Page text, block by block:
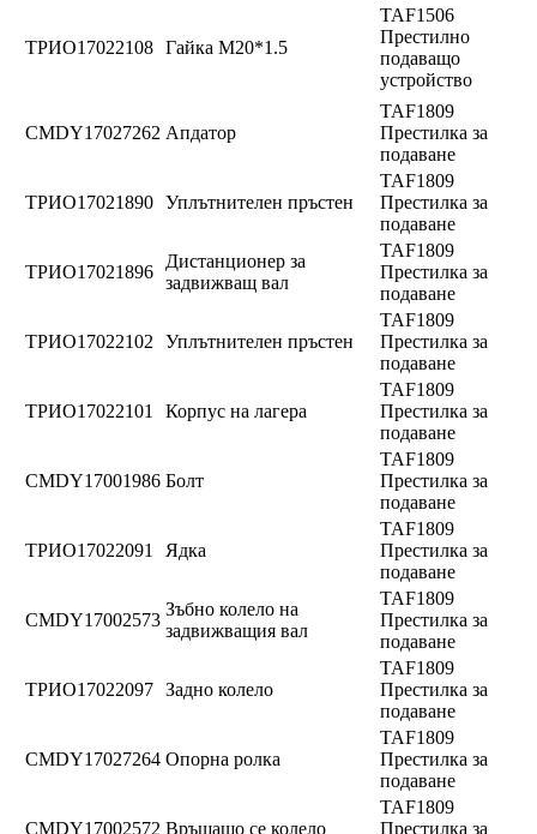
ТРИО17022108 Гайка M20*1.5
TAF1506
Престилно
подаващо
устройство
CMDY17027262 Апдатор
TAF1809
Престилка за
подаване
ТРИО17021890 Уплътнителен пръстен
TAF1809
Престилка за
подаване
ТРИО17021896
Дистанционер за
задвижващ вал
TAF1809
Престилка за
подаване
ТРИО17022102 Уплътнителен пръстен
TAF1809
Престилка за
подаване
ТРИО17022101 Корпус на лагера
TAF1809
Престилка за
подаване
CMDY17001986 Болт
TAF1809
Престилка за
подаване
ТРИО17022091 Ядка
TAF1809
Престилка за
подаване
CMDY17002573
Зъбно колело на
задвижващия вал
TAF1809
Престилка за
подаване
ТРИО17022097 Задно колело
TAF1809
Престилка за
подаване
CMDY17027264 Опорна ролка
TAF1809
Престилка за
подаване
CMDY17002572 Връщащо се колело
TAF1809
Престилка за